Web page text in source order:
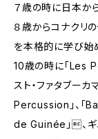
７歳の時に日本か
８歳からコナクリ
を本格的に学び始
10歳の時に「Les
スト・ファタブー
Percussion」、「
de Guinée」、ギ